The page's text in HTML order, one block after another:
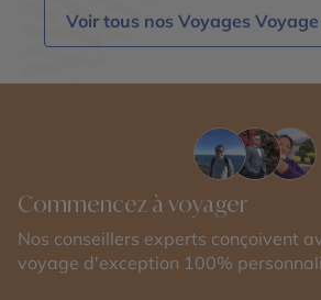
Voir tous nos Voyages
Commencez à voyager
Nos conseillers experts conçoivent
voyage d'exception 100%